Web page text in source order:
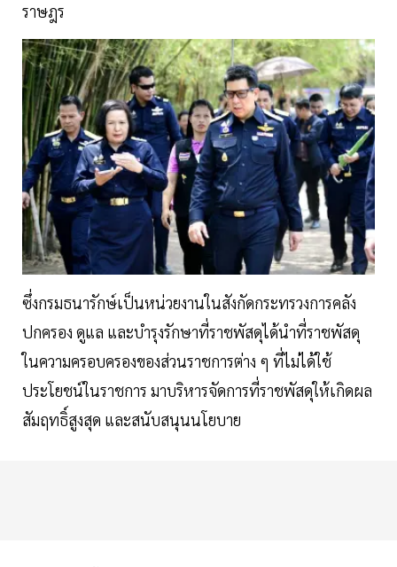
ราษฎร
ซึ่งกรมธนารักษ์เป็นหน่วยงานในสังกัดกระทรวงการคลัง
ปกครอง ดูแล และบำรุงรักษาที่ราชพัสดุได้นำที่ราชพัสดุ
ในความครอบครองของส่วนราชการต่าง ๆ ที่ไม่ได้ใช้
ประโยชน์ในราชการ มาบริหารจัดการที่ราชพัสดุให้เกิดผล
สัมฤทธิ์สูงสุด และสนับสนุนนโยบาย